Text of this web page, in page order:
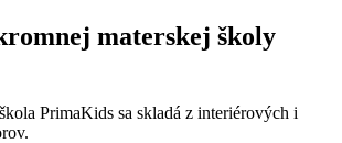
materskej školy
PrimaKids sa skladá z interiérových i